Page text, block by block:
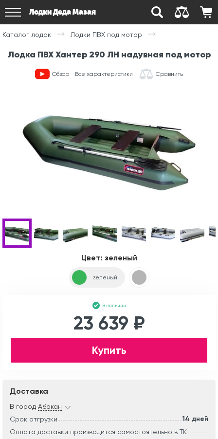
Лодки Деда Мазая
Каталог лодок Лодки ПВХ под мотор
Лодка ПВХ Хантер 290 ЛН надувная под мотор
Обзор Все характеристики Сравнить
Цвет: зеленый
зеленый
В наличии
23 639 ₽
Купить
Доставка
В город Абакан
Срок отгрузки
14 дней
Оплата доставки производится самостоятельно в ТК